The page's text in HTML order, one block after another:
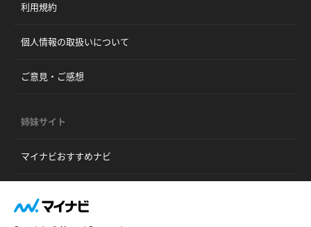
利用規約
個人情報の取扱いについて
ご意見・ご感想
姉妹サイト
マイナビおすすめナビ